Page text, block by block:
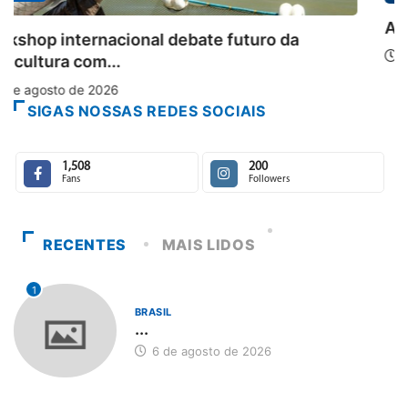
Aberto o credenciamento de imprensa para
6 de agosto de 2026
SIGAS NOSSAS REDES SOCIAIS
1,508
Fans
200
Followers
RECENTES MAIS LIDOS
1
BRASIL
...
6 de agosto de 2026